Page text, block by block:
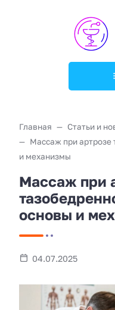
Главная Статьи и
Массаж при артрозе
и механизмы
Массаж при
основы и
04.07.2025